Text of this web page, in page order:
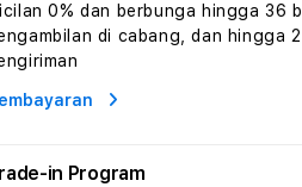
Human
AI
dan
Karakter
Digital
Human
AI
0% dan berbunga hingga 36
di cabang, dan hingga
in Program